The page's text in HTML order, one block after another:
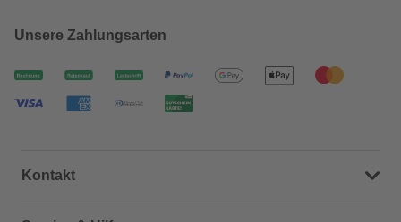
Unsere Zahlungsarten
Kontakt